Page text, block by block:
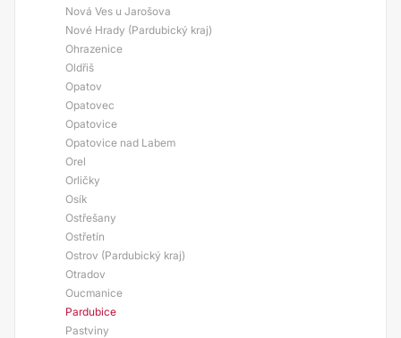
Nová Ves u Jarošova
Nové Hrady (Pardubický kraj)
Ohrazenice
Oldřiš
Opatov
Opatovec
Opatovice
Opatovice nad Labem
Orel
Orličky
Osík
Ostřešany
Ostřetín
Ostrov (Pardubický kraj)
Otradov
Oucmanice
Pardubice
Pastviny